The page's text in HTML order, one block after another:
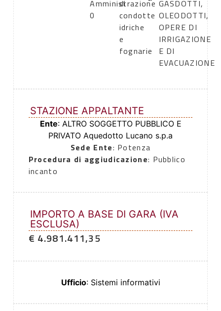
Amministrazione
0
di
condotte
idriche
e
fognarie
GASDOTTI,
OLEODOTTI,
OPERE DI
IRRIGAZIONE
E DI
EVACUAZIONE
STAZIONE APPALTANTE
Ente: ALTRO SOGGETTO PUBBLICO E
PRIVATO Aquedotto Lucano s.p.a
Sede Ente: Potenza
Procedura di aggiudicazione: Pubblico
incanto
IMPORTO A BASE DI GARA (IVA
ESCLUSA)
€ 4.981.411,35
Ufficio: Sistemi informativi